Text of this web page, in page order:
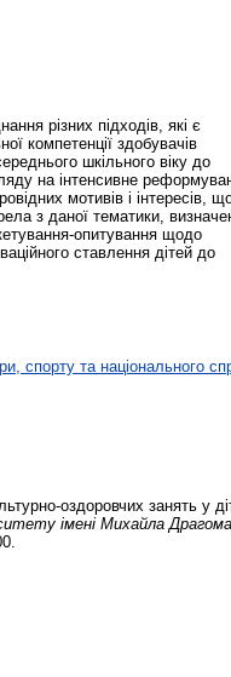
різних підходів, які є
компетенції здобувачів
шкільного віку до
на інтенсивне
мотивів і інтересів,
з даної тематики,
опитування щодо
ставлення дітей до
спорту та національного
оздоровчих занять у
імені Михайла